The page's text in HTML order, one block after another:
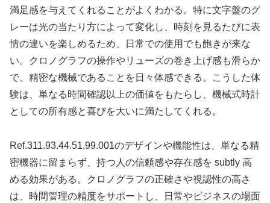
満足感を与えてくれることがよくわかる。特に文字盤のグ
レーは光の当たり方によって変化し、時刻を見るたびに表
情の違いを楽しめるため、日常での使用でも飽きが来な
い。クロノグラフの操作やリューズの巻き上げ感も滑らか
で、精密な機械であることを日々体感できる。こうした体
験は、単なる時間確認以上の価値をもたらし、機械式時計
としての所有感と喜びを大いに満たしてくれる。
Ref.311.93.44.51.99.001のデザインや機能性は、単なる精
密機器に留まらず、持つ人の信頼感や存在感を subtly 高
める効果がある。クロノグラフの正確さや視認性の高さ
は、時間管理の精度をサポートし、日常やビジネスの場面